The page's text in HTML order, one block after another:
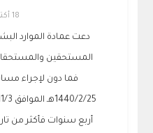
18 أكتوبر 2018
دعت عمادة الموارد
المستحقين
فما دون لإجراء
أربع سنوات فأكثر من